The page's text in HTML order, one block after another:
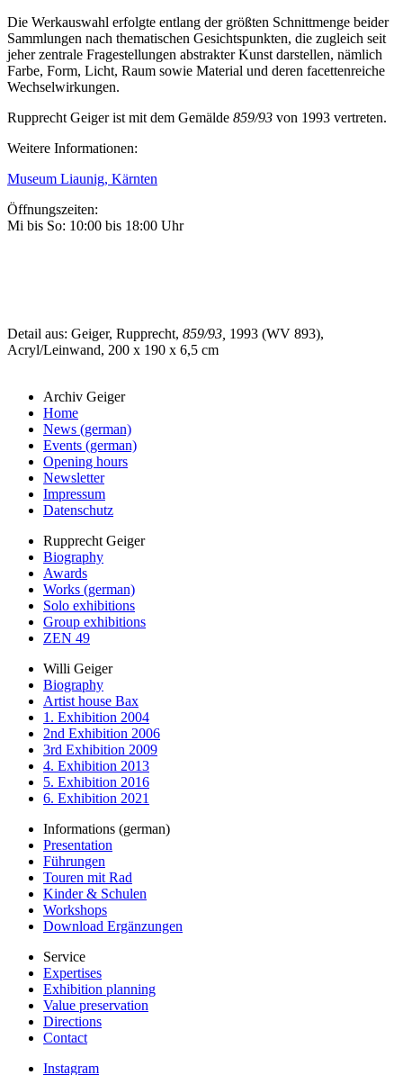
Die Werkauswahl erfolgte entlang der größten Schnittmenge beider
Sammlungen nach thematischen Gesichtspunkten, die zugleich seit
jeher zentrale Fragestellungen abstrakter Kunst darstellen, nämlich
Farbe, Form, Licht, Raum sowie Material und deren facettenreiche
Wechselwirkungen.
Rupprecht Geiger ist mit dem Gemälde 859/93 von 1993 vertreten.
Weitere Informationen:
Museum Liaunig, Kärnten
Öffnungszeiten:
Mi bis So: 10:00 bis 18:00 Uhr
Detail aus: Geiger, Rupprecht, 859/93, 1993 (WV 893),
Acryl/Leinwand, 200 x 190 x 6,5 cm
Archiv Geiger
Home
News (german)
Events (german)
Opening hours
Newsletter
Impressum
Datenschutz
Rupprecht Geiger
Biography
Awards
Works (german)
Solo exhibitions
Group exhibitions
ZEN 49
Willi Geiger
Biography
Artist house Bax
1. Exhibition 2004
2nd Exhibition 2006
3rd Exhibition 2009
4. Exhibition 2013
5. Exhibition 2016
6. Exhibition 2021
Informations (german)
Presentation
Führungen
Touren mit Rad
Kinder & Schulen
Workshops
Download Ergänzungen
Service
Expertises
Exhibition planning
Value preservation
Directions
Contact
Instagram